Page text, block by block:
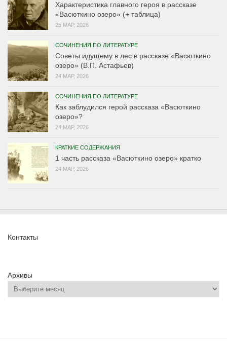
Характеристика главного героя в рассказе
«Васюткино озеро» (+ таблица)
25 МАР, 2026
СОЧИНЕНИЯ ПО ЛИТЕРАТУРЕ
Советы идущему в лес в рассказе «Васюткино
озеро» (В.П. Астафьев)
24 МАР, 2026
СОЧИНЕНИЯ ПО ЛИТЕРАТУРЕ
Как заблудился герой рассказа «Васюткино
озеро»?
24 МАР, 2026
КРАТКИЕ СОДЕРЖАНИЯ
1 часть рассказа «Васюткино озеро» кратко
24 МАР, 2026
Контакты
Архивы